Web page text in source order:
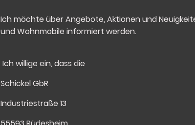
Ich möchte über Angebote, Aktionen und
und Wohnmobile informiert werden.
Ich willige ein, dass die
Schickel GbR
Industriestraße 13